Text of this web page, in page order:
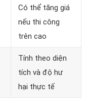
Có thể tăng giá
nếu thi công
trên cao
Tính theo diện
tích và độ hư
hại thực tế